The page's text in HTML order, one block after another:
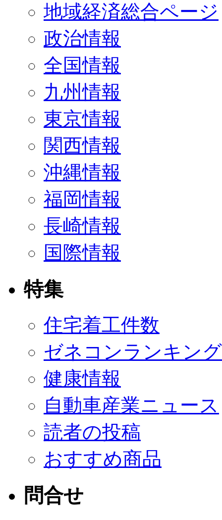
地域経済総合ページ
政治情報
全国情報
九州情報
東京情報
関西情報
沖縄情報
福岡情報
長崎情報
国際情報
特集
住宅着工件数
ゼネコンランキング
健康情報
自動車産業ニュース
読者の投稿
おすすめ商品
問合せ